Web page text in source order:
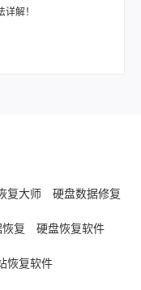
解！
复大师 硬盘数据修复
复 硬盘恢复软件
恢复软件